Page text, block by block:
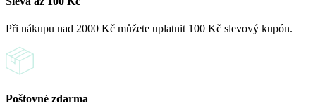
Při nákupu nad 2000 Kč můžete uplatnit 100 Kč slevový kupón.
Poštovné zdarma